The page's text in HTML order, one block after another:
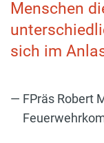
Menschen
sich im
FPräs Robert